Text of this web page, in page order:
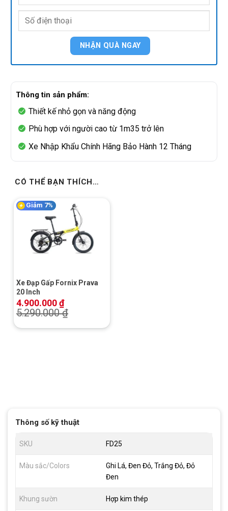
Thông tin sản phẩm:
Thiết kế nhỏ gọn và năng động
Phù hợp với người cao từ 1m35 trở lên
Xe Nhập Khẩu Chính Hãng Bảo Hành 12 Tháng
CÓ THỂ BẠN THÍCH…
Giảm 7%
Xe Đạp Gấp Fornix Prava
20 Inch
4.900.000₫
5.290.000₫
Thông số kỹ thuật
SKU FD25
Màu sắc/Colors
Ghi Lá, Đen Đỏ, Trắng Đỏ, Đỏ
Đen
Khung sườn Hợp kim thép